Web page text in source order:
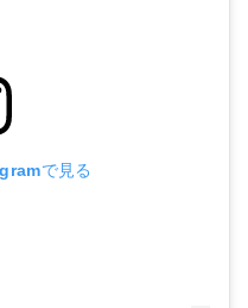
で見る